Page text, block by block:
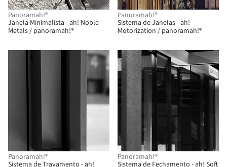
Panoramah!®
Janela Minimalista - ah! Noble
Metals / panoramah!®
Panoramah!®
Sistema de Janelas - ah!
Motorization / panoramah!®
Panoramah!®
Sistema de Travamento - ah!
Panoramah!®
Sistema de Fechamento - ah! Soft